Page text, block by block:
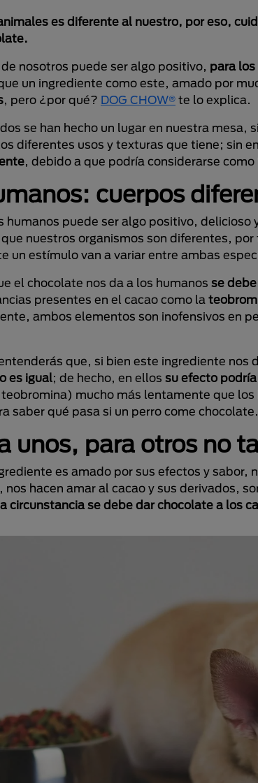
es diferente al nuestro, por eso,
nosotros puede ser algo positivo, para
un ingrediente como este, amado por
, pero ¿por qué? DOG CHOW® te lo explica.
se han hecho un lugar en nuestra
diferentes usos y texturas que tiene; sin
, debido a que podría considerarse
cuerpos
humanos puede ser algo positivo, delicioso
nuestros organismos son diferentes,
un estímulo van a variar entre ambas
el chocolate nos da a los humanos se
presentes en el cacao como la
ambos elementos son inofensivos en
que, si bien este ingrediente nos
es igual; de hecho, en ellos su efecto
mucho más lentamente que los
saber qué pasa si un perro come chocolate.
unos, para otros no
es amado por sus efectos y
hacen amar al cacao y sus derivados,
circunstancia se debe dar chocolate a los